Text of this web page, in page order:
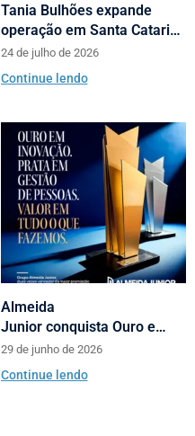
Tania Bulhões expande
operação em Santa Catarina
com loja no Neumarkt
Shopping
24 de julho de 2026
Continue lendo
Almeida
Junior conquista Ouro e
Prata no Prêmio Abrasce
29 de junho de 2026
Continue lendo